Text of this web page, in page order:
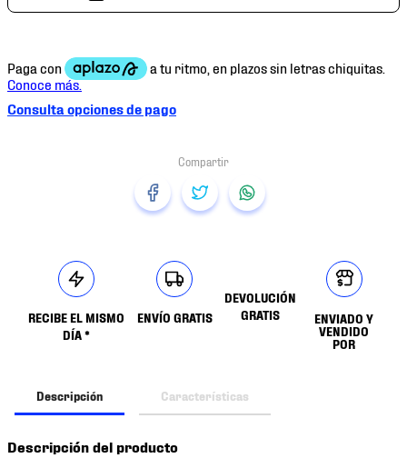
Consulta opciones de pago
RECIBE EL MISMO
DÍA *
ENVÍO GRATIS
DEVOLUCIÓN
GRATIS
ENVIADO Y
VENDIDO
POR
Descripción Características
Descripción del producto